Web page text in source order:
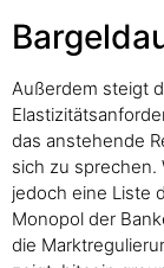
Außerdem steigt
das anstehende
sich zu sprechen.
jedoch eine Liste
Monopol der
die